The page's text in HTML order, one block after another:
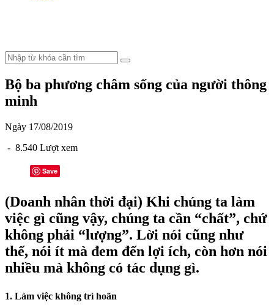
Bộ ba phương châm sống của người thông
minh
Ngày 17/08/2019
- 8.540 Lượt xem
Save
(Doanh nhân thời đại) Khi chúng ta làm
việc gì cũng vậy, chúng ta cần “chất”, chứ
không phải “lượng”. Lời nói cũng như
thế, nói ít mà đem đến lợi ích, còn hơn nói
nhiều mà không có tác dụng gì.
1. Làm việc không trì hoãn